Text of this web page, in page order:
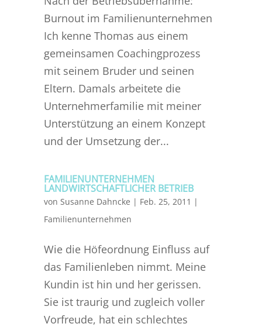
Burnout im Familienunternehmen
Ich kenne Thomas aus einem
gemeinsamen Coachingprozess
mit seinem Bruder und seinen
Eltern. Damals arbeitete die
Unternehmerfamilie mit meiner
Unterstützung an einem Konzept
und der Umsetzung der...
FAMILIENUNTERNEHMEN
LANDWIRTSCHAFTLICHER BETRIEB
von Susanne Dahncke | Feb. 25, 2011 |
Familienunternehmen
Wie die Höfeordnung Einfluss auf
das Familienleben nimmt. Meine
Kundin ist hin und her gerissen.
Sie ist traurig und zugleich voller
Vorfreude, hat ein schlechtes